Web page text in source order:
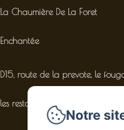
La Chaumière De La Foret
Enchantée
D15, route de la prevote, le
les restanques
Notre